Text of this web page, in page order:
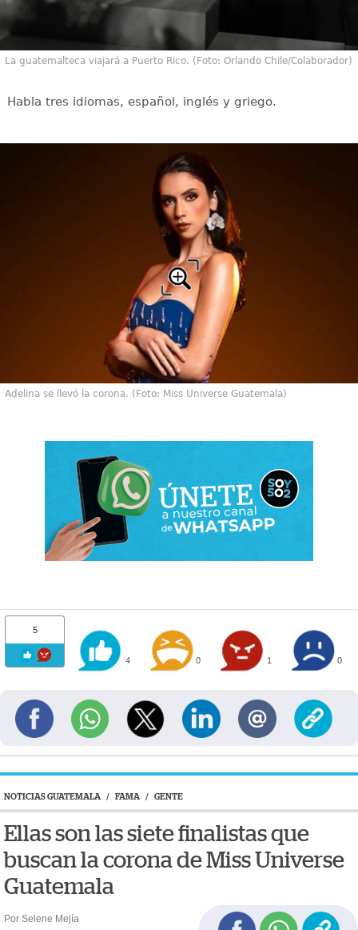
La guatemalteca viajará a Puerto Rico. (Foto: Orlando Chile/Colaborador)
Habla tres idiomas, español, inglés y griego.
Adelina se llevó la corona. (Foto: Miss Universe Guatemala)
5
4 0 1 0
NOTICIAS GUATEMALA / FAMA / GENTE
Ellas son las siete finalistas que
buscan la corona de Miss Universe
Guatemala
Por Selene Mejía